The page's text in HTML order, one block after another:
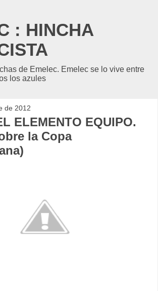
: HINCHA
de Emelec. Emelec se lo vive entre
los azules
de 2012
ELEMENTO EQUIPO.
la Copa